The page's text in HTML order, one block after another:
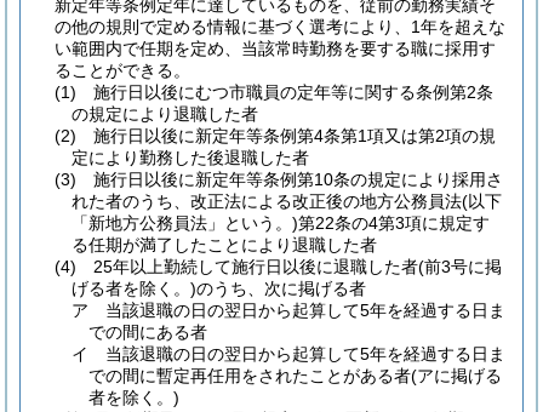
新定年等条例定年に達しているものを、従前の勤務実績そ
の他の規則で定める情報に基づく選考により、1年を超えな
い範囲内で任期を定め、当該常時勤務を要する職に採用す
ることができる。
(1)
施行日以後にむつ市職員の定年等に関する条例第2条
の規定により退職した者
(2)
施行日以後に新定年等条例第4条第1項又は第2項の規
定により勤務した後退職した者
(3)
施行日以後に新定年等条例第10条の規定により採用さ
れた者のうち、改正法による改正後の地方公務員法(以下
「新地方公務員法」という。)第22条の4第3項に規定す
る任期が満了したことにより退職した者
(4)
25年以上勤続して施行日以後に退職した者(前3号に掲
げる者を除く。)のうち、次に掲げる者
ア
当該退職の日の翌日から起算して5年を経過する日ま
での間にある者
イ
当該退職の日の翌日から起算して5年を経過する日ま
での間に暫定再任用をされたことがある者(アに掲げる
者を除く。)